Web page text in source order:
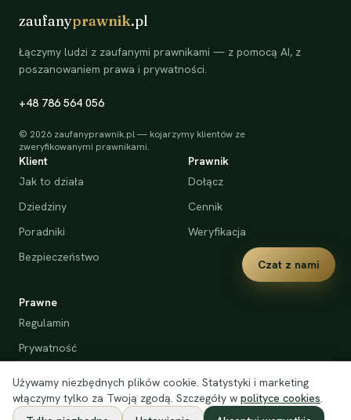
zaufanyprawnik.pl
Łączymy ludzi z zaufanymi prawnikami — z pomocą AI, z
poszanowaniem prawa i prywatności.
+48 786 564 056
© 2026 zaufanyprawnik.pl — kojarzymy klientów ze
zweryfikowanymi prawnikami.
Klient
Jak to działa
Dziedziny
Poradniki
Bezpieczeństwo
Prawnik
Dołącz
Cennik
Weryfikacja
Prawne
Regulamin
Prywatność
Deklaracja dostępności
Czat z nami
Używamy niezbędnych plików cookie. Statystyki i marketing
włączymy tylko za Twoją zgodą. Szczegóły w polityce cookies.